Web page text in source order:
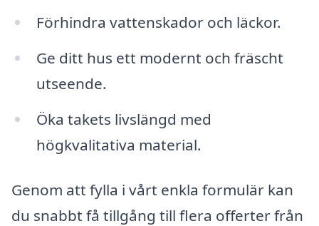
Förhindra vattenskador och läckor.
Ge ditt hus ett modernt och fräscht
utseende.
Öka takets livslängd med
högkvalitativa material.
Genom att fylla i vårt enkla formulär kan
du snabbt få tillgång till flera offerter från